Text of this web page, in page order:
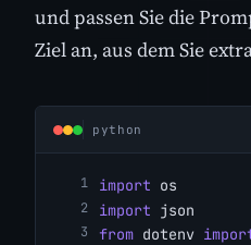
und passen Sie die
Ziel an, aus dem Sie
python
import os
import json
from dotenv